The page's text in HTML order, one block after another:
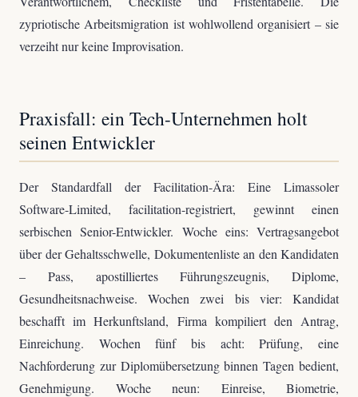
zypriotische Arbeitsmigration ist wohlwollend organisiert – sie
verzeiht nur keine Improvisation.
Praxisfall: ein Tech-Unternehmen holt
seinen Entwickler
Der Standardfall der Facilitation-Ära: Eine Limassoler
Software-Limited, facilitation-registriert, gewinnt einen
serbischen Senior-Entwickler. Woche eins: Vertragsangebot
über der Gehaltsschwelle, Dokumentenliste an den Kandidaten
– Pass, apostilliertes Führungszeugnis, Diplome,
Gesundheitsnachweise. Wochen zwei bis vier: Kandidat
beschafft im Herkunftsland, Firma kompiliert den Antrag,
Einreichung. Wochen fünf bis acht: Prüfung, eine
Nachforderung zur Diplomübersetzung binnen Tagen bedient,
Genehmigung. Woche neun: Einreise, Biometrie,